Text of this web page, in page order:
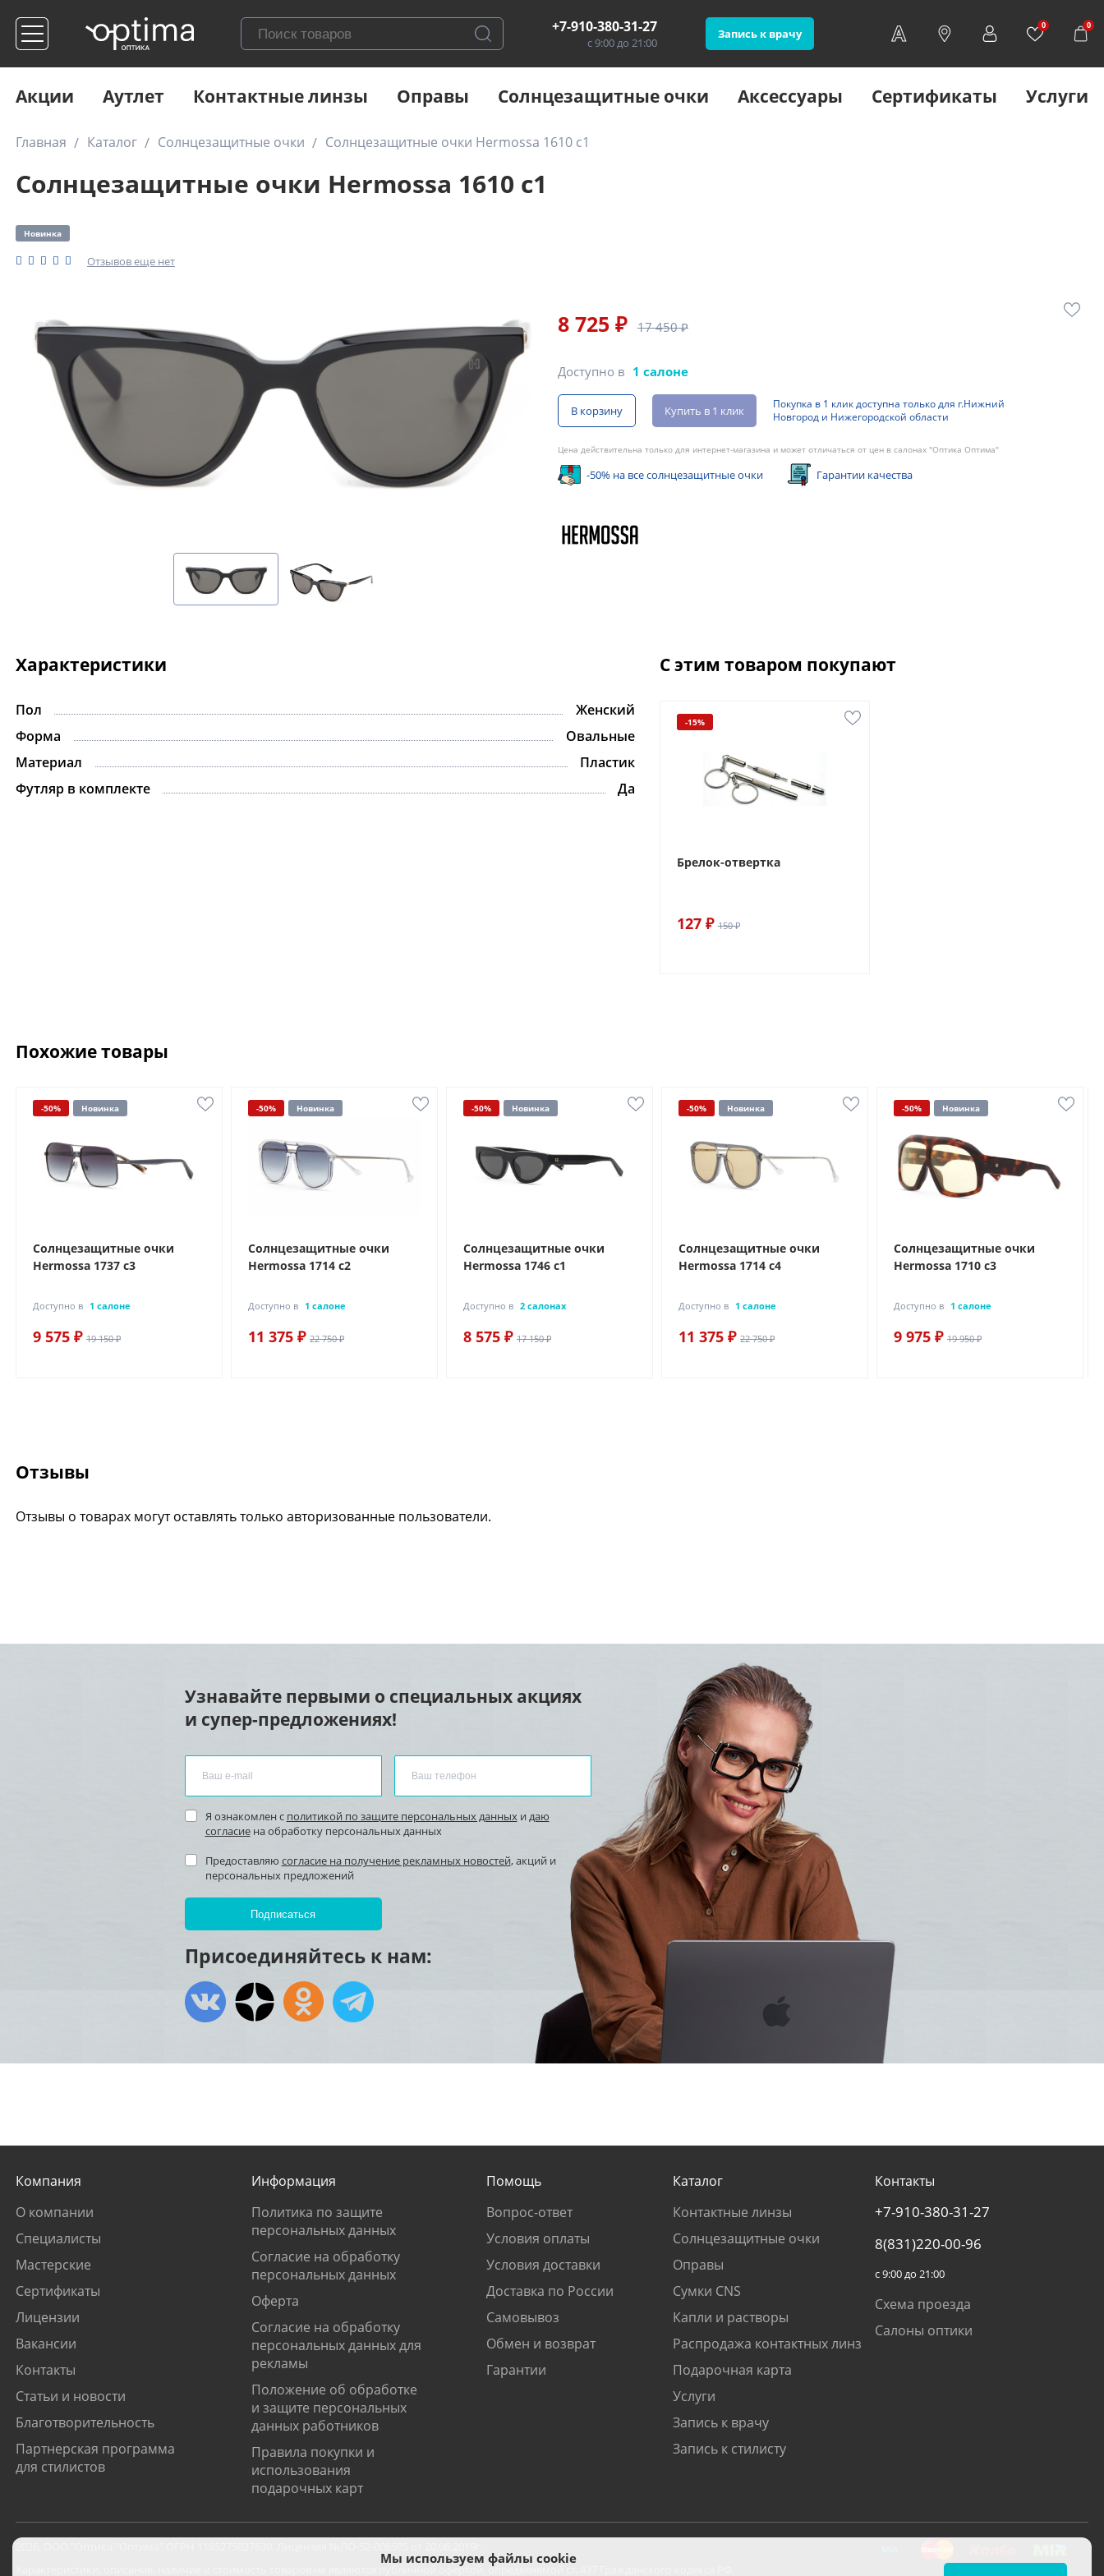
+7-910-380-31-27
с 9:00 до 21:00
Запись к врачу
0 0
Акции Аутлет Контактные линзы Оправы Солнцезащитные очки Аксессуары Сертификаты Услуги
Главная Каталог Солнцезащитные очки Солнцезащитные очки Hermossa 1610 с1
Солнцезащитные очки Hermossa 1610 с1
Новинка
Отзывов еще нет
8 725 ₽ 17 450 ₽
Доступно в 1 салоне
В корзину Купить в 1 клик
Покупка в 1 клик доступна только для г.Нижний
Новгород и Нижегородской области
Цена действительна только для интернет-магазина и может отличаться от цен в салонах "Оптика Оптима"
-50% на все солнцезащитные очки Гарантии качества
Характеристики
Пол
Женский
Форма
Овальные
Материал
Пластик
Футляр в комплекте
Да
С этим товаром покупают
-15%
Брелок-отвертка
127 ₽ 150 ₽
Похожие товары
-50% Новинка
Солнцезащитные очки
Hermossa 1737 с3
Доступно в 1 салоне
9 575 ₽ 19 150 ₽
-50% Новинка
Солнцезащитные очки
Hermossa 1714 с2
Доступно в 1 салоне
11 375 ₽ 22 750 ₽
-50% Новинка
Солнцезащитные очки
Hermossa 1746 с1
Доступно в 2 салонах
8 575 ₽ 17 150 ₽
-50% Новинка
Солнцезащитные очки
Hermossa 1714 с4
Доступно в 1 салоне
11 375 ₽ 22 750 ₽
-50% Новинка
Солнцезащитные очки
Hermossa 1710 с3
Доступно в 1 салоне
9 975 ₽ 19 950 ₽
Отзывы
Отзывы о товарах могут оставлять только авторизованные пользователи.
Узнавайте первыми о специальных акциях
и супер-предложениях!
Я ознакомлен с политикой по защите персональных данныхидаю
согласиена обработку персональных данных
Предоставляю согласие на получение рекламных новостей, акций и
персональных предложений
Присоединяйтесь к нам:
Компания
О компании
Специалисты
Мастерские
Сертификаты
Лицензии
Вакансии
Контакты
Статьи и новости
Благотворительность
Партнерская программа
для стилистов
Информация
Политика по защите
персональных данных
Согласие на обработку
персональных данных
Оферта
Согласие на обработку
персональных данных для
рекламы
Положение об обработке
и защите персональных
данных работников
Правила покупки и
использования
подарочных карт
Помощь
Вопрос-ответ
Условия оплаты
Условия доставки
Доставка по России
Самовывоз
Обмен и возврат
Гарантии
Каталог
Контактные линзы
Солнцезащитные очки
Оправы
Сумки CNS
Капли и растворы
Распродажа контактных линз
Подарочная карта
Услуги
Запись к врачу
Запись к стилисту
Контакты
+7-910-380-31-27
8(831)220-00-96
с 9:00 до 21:00
Схема проезда
Салоны оптики
Характеристики, описание, наличие и стоимость товаров не являются публичной офертой, определяемой ст. 437 Гражданского кодекса РФ.
Мы используем файлы cookie